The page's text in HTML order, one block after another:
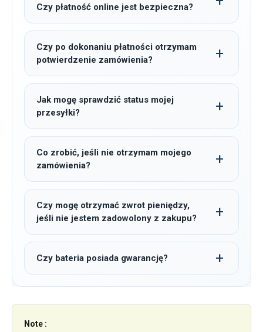
Czy płatność online jest bezpieczna?
Czy po dokonaniu płatności otrzymam
potwierdzenie zamówienia?
Jak mogę sprawdzić status mojej
przesyłki?
Co zrobić, jeśli nie otrzymam mojego
zamówienia?
Czy mogę otrzymać zwrot pieniędzy,
jeśli nie jestem zadowolony z zakupu?
Czy bateria posiada gwarancję?
Note :